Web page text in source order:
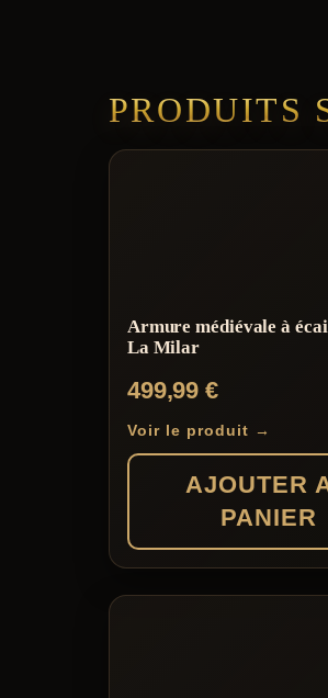
PRODUITS
Armure médiévale à
La Milar
499,99€
Voir le produit →
AJOUTER
PANIER